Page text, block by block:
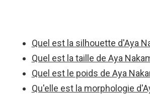
Quel est la silhouette d'Aya
Quel est la taille de Aya
Quel est le poids de Aya
Qu'elle est la morphologie